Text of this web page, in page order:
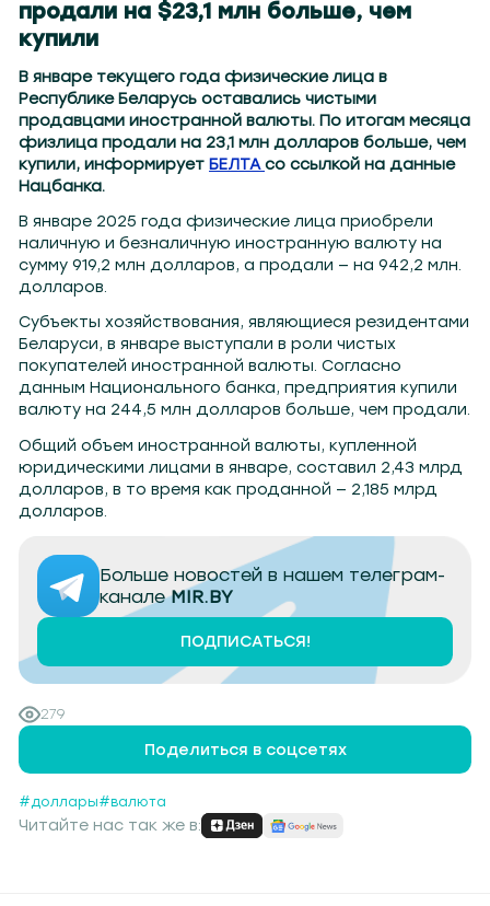
продали на $23,1 млн больше, чем
купили
В январе текущего года физические лица в
Республике Беларусь оставались чистыми
продавцами иностранной валюты. По итогам месяца
физлица продали на 23,1 млн долларов больше, чем
купили, информирует БЕЛТАсо ссылкой на данные
Нацбанка.
В январе 2025 года физические лица приобрели
наличную и безналичную иностранную валюту на
сумму 919,2 млн долларов, а продали — на 942,2 млн.
долларов.
Субъекты хозяйствования, являющиеся резидентами
Беларуси, в январе выступали в роли чистых
покупателей иностранной валюты. Согласно
данным Национального банка, предприятия купили
валюту на 244,5 млн долларов больше, чем продали.
Общий объем иностранной валюты, купленной
юридическими лицами в январе, составил 2,43 млрд
долларов, в то время как проданной — 2,185 млрд
долларов.
Больше новостей в нашем телеграм-
каналеMIR.BY
ПОДПИСАТЬСЯ!
279
Поделиться в соцсетях
#доллары#валюта
Читайте нас так же в: